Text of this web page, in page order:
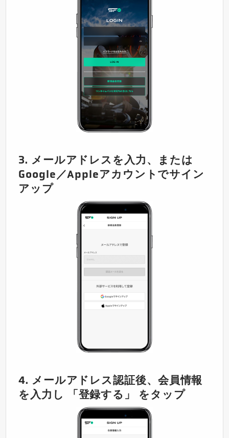
3. メールアドレスを入力、または
Google／Appleアカウントでサイン
アップ
4. メールアドレス認証後、会員情報
を入力し 「登録する」 をタップ